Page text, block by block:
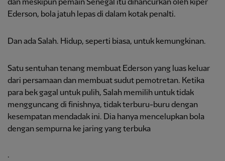
dan meskipun pemain Senegal itu dihancurkan oleh kiper
Ederson, bola jatuh lepas di dalam kotak penalti.
Dan ada Salah. Hidup, seperti biasa, untuk kemungkinan.
Satu sentuhan tenang membuat Ederson yang luas keluar
dari persamaan dan membuat sudut pemotretan. Ketika
para bek gagal untuk pulih, Salah memilih untuk tidak
mengguncang di finishnya, tidak terburu-buru dengan
kesempatan mendadak ini. Dia hanya mencelupkan bola
dengan sempurna ke jaring yang terbuka
.